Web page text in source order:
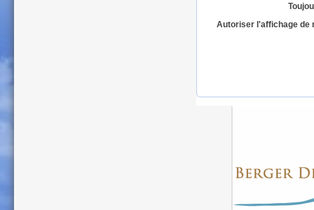
Autoriser l'affichage de